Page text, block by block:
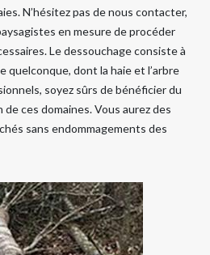
N’hésitez pas de nous contacter,
en mesure de procéder
Le dessouchage consiste à
quelconque, dont la haie et l’arbre
soyez sûrs de bénéficier du
ces domaines. Vous aurez des
sans endommagements des